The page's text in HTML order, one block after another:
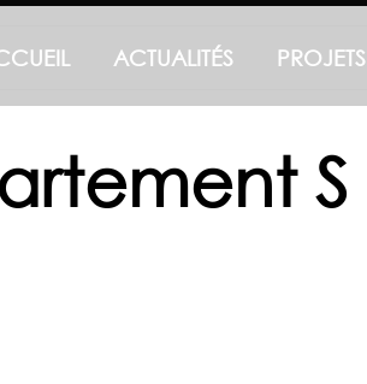
ACTUALITÉS PROJETS
S